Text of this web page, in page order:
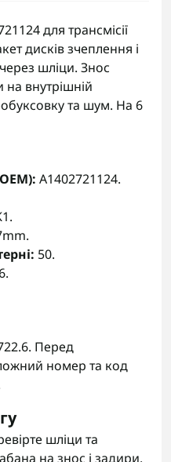
для трансмісії
дисків зчеплення і
шліци. Знос
на внутрішній
та шум. На 6
A1402721124.
50.
Перед
номер та код
шліци та
на знос і задири.